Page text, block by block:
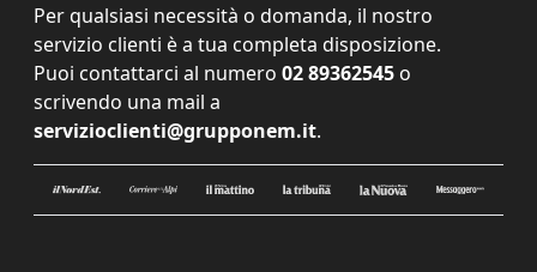
Per qualsiasi necessità o domanda, il nostro
servizio clienti è a tua completa disposizione.
Puoi contattarci al numero 02 89362545 o
scrivendo una mail a
servizioclienti@grupponem.it.